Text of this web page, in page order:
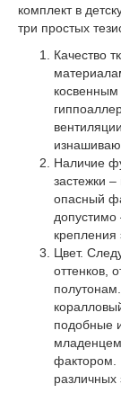
комплект в
три простых
Качество
Наличие
застежки
опасный
допустимо
крепления
Цвет.
оттенков,
подобные
фактором.